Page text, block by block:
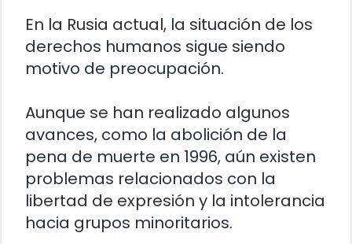
En la Rusia actual, la situación de los
derechos humanos sigue siendo
motivo de preocupación.
Aunque se han realizado algunos
avances, como la abolición de la
pena de muerte en 1996, aún existen
problemas relacionados con la
libertad de expresión y la intolerancia
hacia grupos minoritarios.